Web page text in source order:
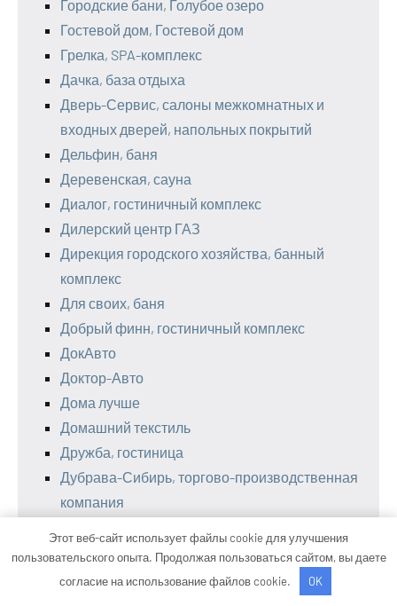
Городские бани, Голубое озеро
Гостевой дом, Гостевой дом
Грелка, SPA-комплекс
Дачка, база отдыха
Дверь-Сервис, салоны межкомнатных и
входных дверей, напольных покрытий
Дельфин, баня
Деревенская, сауна
Диалог, гостиничный комплекс
Дилерский центр ГАЗ
Дирекция городского хозяйства, банный
комплекс
Для своих, баня
Добрый финн, гостиничный комплекс
ДокАвто
Доктор-Авто
Дома лучше
Домашний текстиль
Дружба, гостиница
Дубрава-Сибирь, торгово-производственная
компания
Евромойка, Евромойка
Емекс
Этот веб-сайт использует файлы cookie для улучшения
пользовательского опыта. Продолжая пользоваться сайтом, вы даете
согласие на использование файлов cookie.
OK